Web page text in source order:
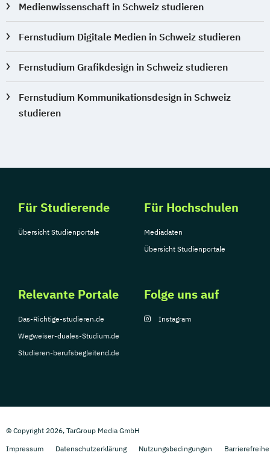
Medienwissenschaft in Schweiz studieren
Fernstudium Digitale Medien in Schweiz studieren
Fernstudium Grafikdesign in Schweiz studieren
Fernstudium Kommunikationsdesign in Schweiz
studieren
Für Studierende
Übersicht Studienportale
Für Hochschulen
Mediadaten
Übersicht Studienportale
Relevante Portale
Das-Richtige-studieren.de
Wegweiser-duales-Studium.de
Studieren-berufsbegleitend.de
Folge uns auf
Instagram
© Copyright 2026, TarGroup Media GmbH
Impressum
Datenschutzerklärung Nutzungsbedingungen